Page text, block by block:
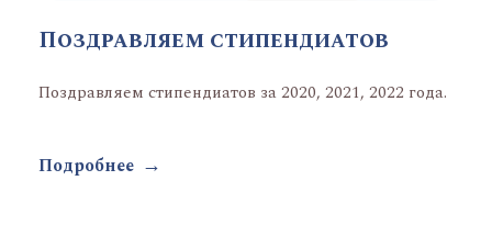
Поздравляем стипендиатов
Поздравляем стипендиатов за 2020, 2021, 2022 года.
Подробнее